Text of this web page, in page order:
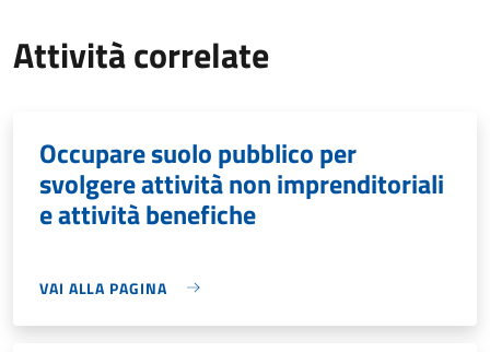
Attività correlate
Occupare suolo pubblico per
svolgere attività non imprenditoriali
e attività benefiche
VAI ALLA PAGINA